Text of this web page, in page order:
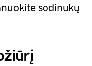
sodinukų